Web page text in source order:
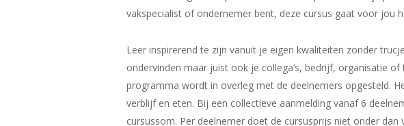
vakspecialist of ondernemer bent, deze cursus gaat voor jou
Leer inspirerend te zijn vanuit je eigen kwaliteiten zonder
ondervinden maar juist ook je collega’s, bedrijf, organisatie
programma wordt in overleg met de deelnemers opgesteld.
verblijf en eten. Bij een collectieve aanmelding vanaf 6
cursussom. Per deelnemer doet de cursusprijs niet onder